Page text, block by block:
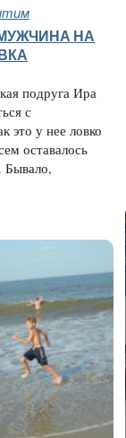
НА
подруга Ира
с
это у нее ловко
оставалось
Бывало,